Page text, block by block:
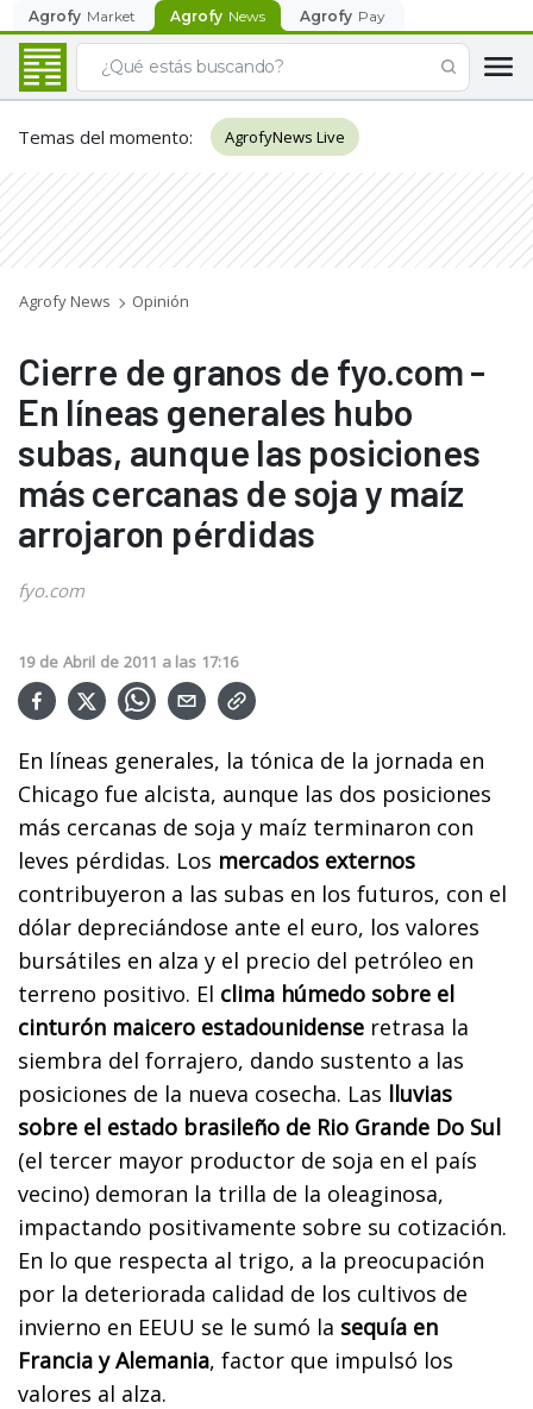
Agrofy Market Agrofy News Agrofy Pay
Temas del momento: AgrofyNews Live
Agrofy News Opinión
Cierre de granos de fyo.com -
En líneas generales hubo
subas, aunque las posiciones
más cercanas de soja y maíz
arrojaron pérdidas
fyo.com
19 de Abril de 2011 a las 17:16
En líneas generales, la tónica de la jornada en
Chicago fue alcista, aunque las dos posiciones
más cercanas de soja y maíz terminaron con
leves pérdidas. Los mercados externos
contribuyeron a las subas en los futuros, con el
dólar depreciándose ante el euro, los valores
bursátiles en alza y el precio del petróleo en
terreno positivo. El clima húmedo sobre el
cinturón maicero estadounidense retrasa la
siembra del forrajero, dando sustento a las
posiciones de la nueva cosecha. Las lluvias
sobre el estado brasileño de Rio Grande Do Sul
(el tercer mayor productor de soja en el país
vecino) demoran la trilla de la oleaginosa,
impactando positivamente sobre su cotización.
En lo que respecta al trigo, a la preocupación
por la deteriorada calidad de los cultivos de
invierno en EEUU se le sumó la sequía en
Francia y Alemania, factor que impulsó los
valores al alza.